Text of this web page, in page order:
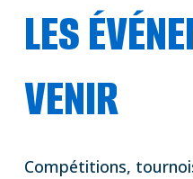
LES
VENIR
Compétitions,